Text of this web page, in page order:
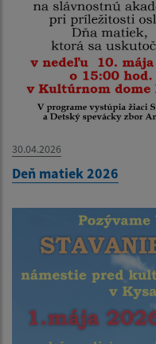
30.04.2026
Deň matiek 2026